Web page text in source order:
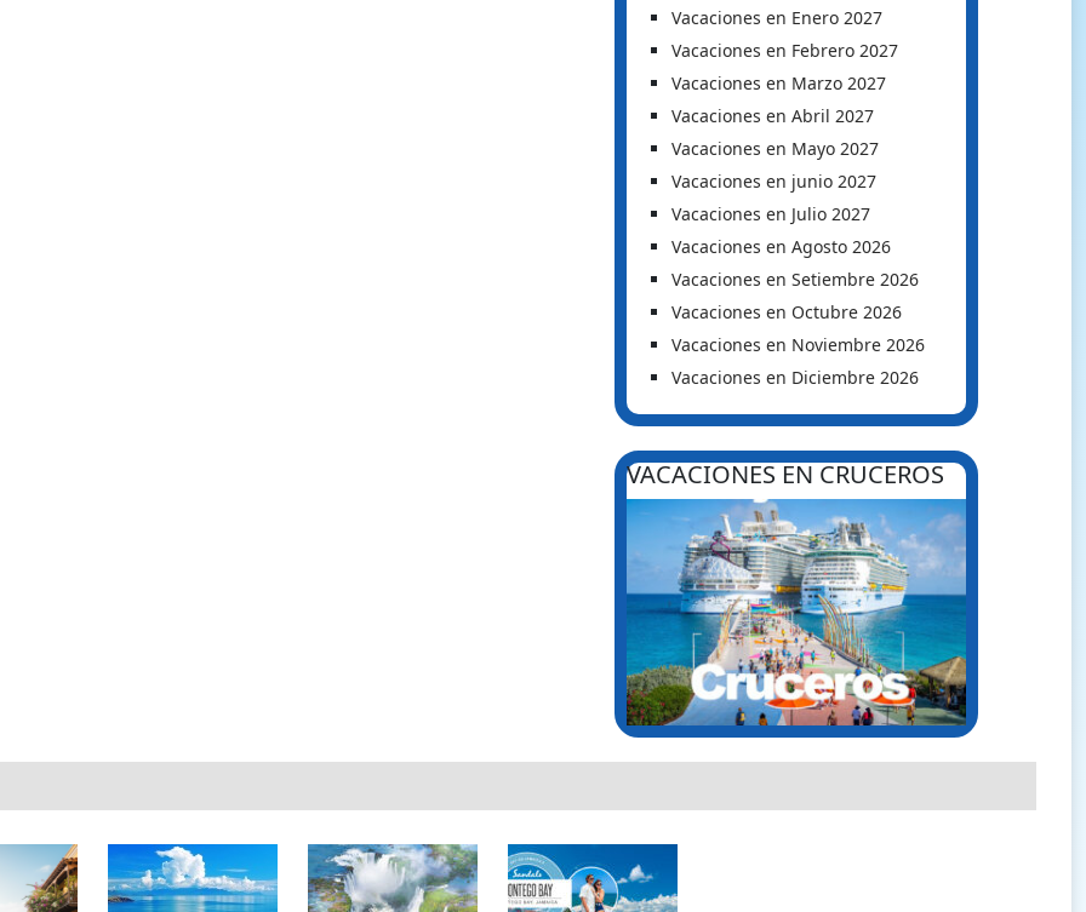
Vacaciones en Enero 2027
Vacaciones en Febrero 2027
Vacaciones en Marzo 2027
Vacaciones en Abril 2027
Vacaciones en Mayo 2027
Vacaciones en junio 2027
Vacaciones en Julio 2027
Vacaciones en Agosto 2026
Vacaciones en Setiembre 2026
Vacaciones en Octubre 2026
Vacaciones en Noviembre 2026
Vacaciones en Diciembre 2026
VACACIONES EN CRUCEROS